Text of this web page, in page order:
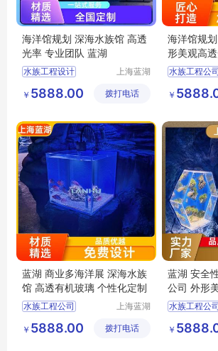
海洋馆规划 深海水族馆 高透
光率 专业团队 蓝湖
水族工程设计
水族工程
深海水族馆
上海蓝湖
有限公司
￥ 5888.00 拨打电话
海洋馆规
形美观高
湖
水族工程公司
水族工程
深海水族馆
￥
蓝湖 商业多海洋展 深海水族
馆 高透有机玻璃 个性化定制
水族工程公司
水族工程
上海蓝湖
有限公司
￥ 5888.00 拨打电话
蓝湖 安全
公司 外形
齐全
水族工程公司
水族工程
￥